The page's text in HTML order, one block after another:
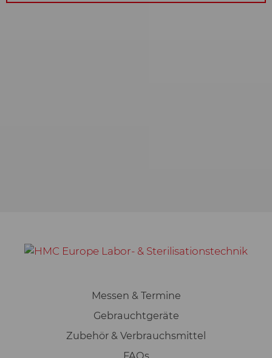
Messen & Termine
Gebrauchtgeräte
Zubehör & Verbrauchsmittel
FAQs